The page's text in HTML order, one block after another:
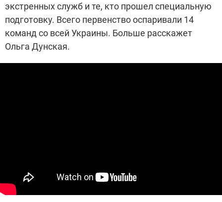
экстренных служб и те, кто прошел специальную
подготовку. Всего первенство оспаривали 14
команд со всей Украины. Больше расскажет
Ольга Дунская.